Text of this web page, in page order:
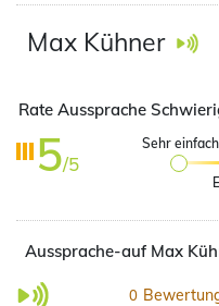
Max Kühner
Rate Aussprache
5/5
Sehr einfach
Aussprache-auf Max
0